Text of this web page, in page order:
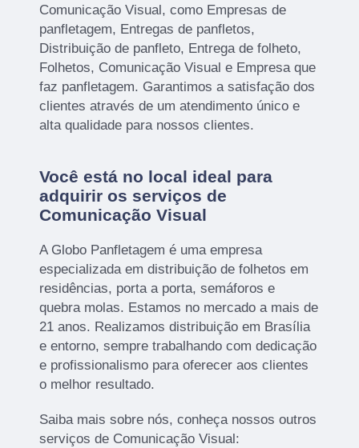
Comunicação Visual, como Empresas de
panfletagem, Entregas de panfletos,
Distribuição de panfleto, Entrega de folheto,
Folhetos, Comunicação Visual e Empresa que
faz panfletagem. Garantimos a satisfação dos
clientes através de um atendimento único e
alta qualidade para nossos clientes.
Você está no local ideal para
adquirir os serviços de
Comunicação Visual
A Globo Panfletagem é uma empresa
especializada em distribuição de folhetos em
residências, porta a porta, semáforos e
quebra molas. Estamos no mercado a mais de
21 anos. Realizamos distribuição em Brasília
e entorno, sempre trabalhando com dedicação
e profissionalismo para oferecer aos clientes
o melhor resultado.
Saiba mais sobre nós, conheça nossos outros
serviços de Comunicação Visual: